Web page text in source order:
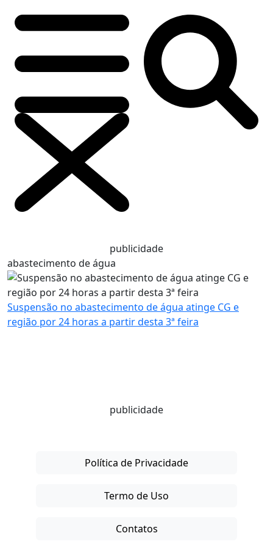
publicidade
abastecimento de água
Suspensão no abastecimento de água atinge CG e
região por 24 horas a partir desta 3ª feira
publicidade
Política de Privacidade
Termo de Uso
Contatos